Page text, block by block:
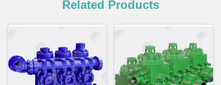
Related Products